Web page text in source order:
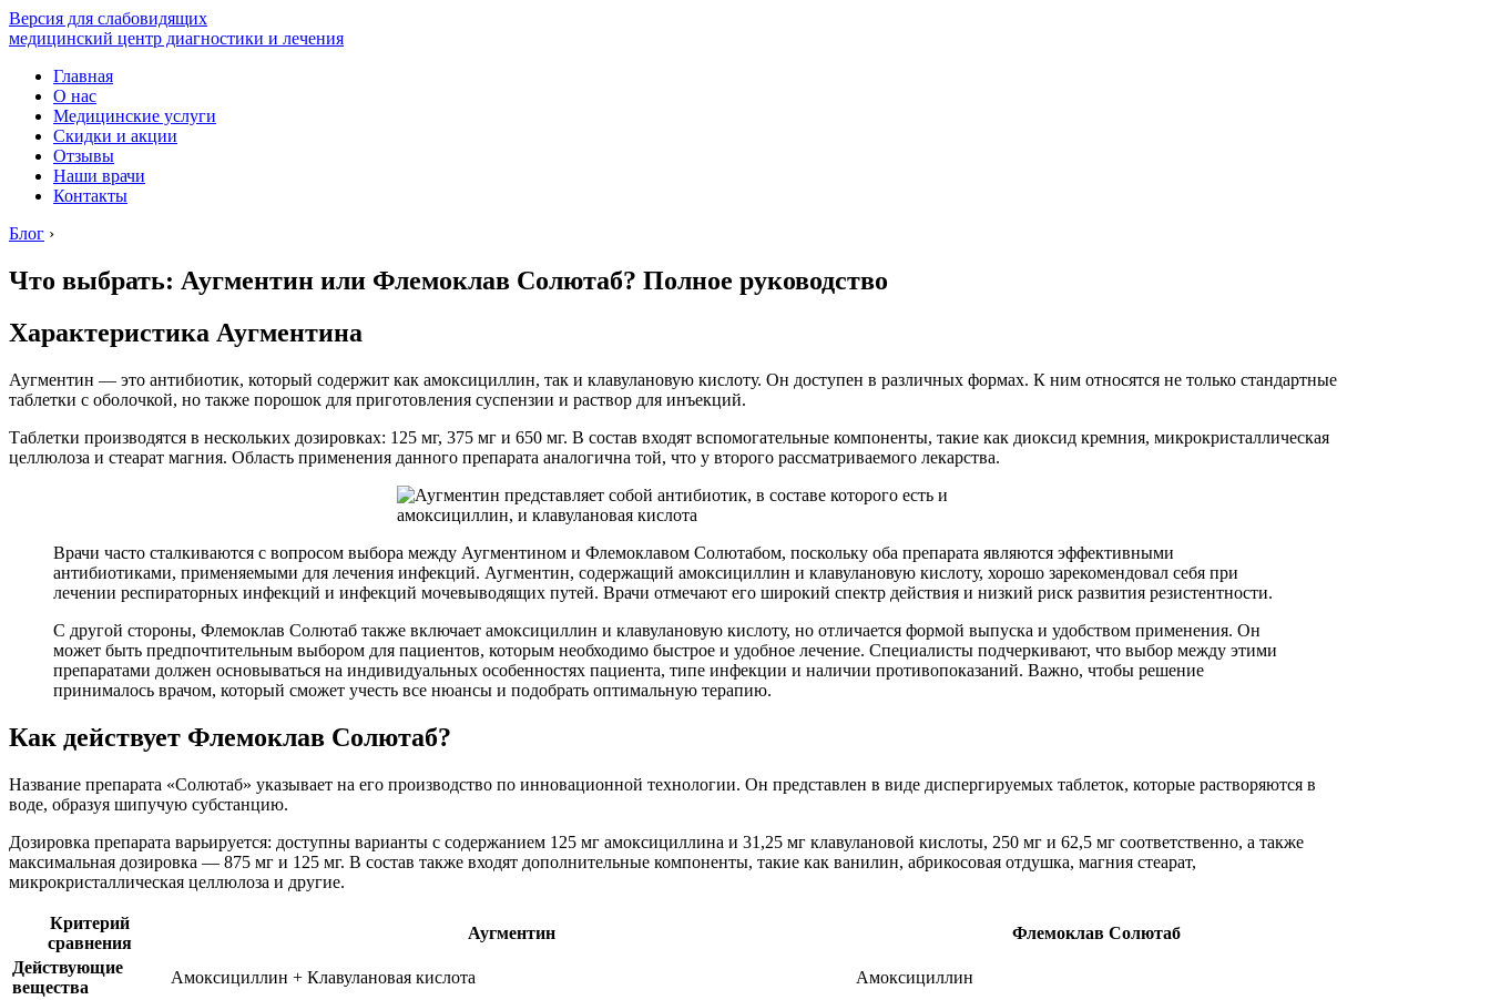
Версия для слабовидящих
медицинский центр диагностики и лечения
Главная
О нас
Медицинские услуги
Скидки и акции
Отзывы
Наши врачи
Контакты
Блог ›
Что выбрать: Аугментин или Флемоклав Солютаб? Полное руководство
Характеристика Аугментина
Аугментин — это антибиотик, который содержит как амоксициллин, так и клавулановую кислоту. Он доступен в различных формах. К ним относятся не только стандартные
таблетки с оболочкой, но также порошок для приготовления суспензии и раствор для инъекций.
Таблетки производятся в нескольких дозировках: 125 мг, 375 мг и 650 мг. В состав входят вспомогательные компоненты, такие как диоксид кремния, микрокристаллическая
целлюлоза и стеарат магния. Область применения данного препарата аналогична той, что у второго рассматриваемого лекарства.
Врачи часто сталкиваются с вопросом выбора между Аугментином и Флемоклавом Солютабом, поскольку оба препарата являются эффективными
антибиотиками, применяемыми для лечения инфекций. Аугментин, содержащий амоксициллин и клавулановую кислоту, хорошо зарекомендовал себя при
лечении респираторных инфекций и инфекций мочевыводящих путей. Врачи отмечают его широкий спектр действия и низкий риск развития резистентности.
С другой стороны, Флемоклав Солютаб также включает амоксициллин и клавулановую кислоту, но отличается формой выпуска и удобством применения. Он
может быть предпочтительным выбором для пациентов, которым необходимо быстрое и удобное лечение. Специалисты подчеркивают, что выбор между этими
препаратами должен основываться на индивидуальных особенностях пациента, типе инфекции и наличии противопоказаний. Важно, чтобы решение
принималось врачом, который сможет учесть все нюансы и подобрать оптимальную терапию.
Как действует Флемоклав Солютаб?
Название препарата «Солютаб» указывает на его производство по инновационной технологии. Он представлен в виде диспергируемых таблеток, которые растворяются в
воде, образуя шипучую субстанцию.
Дозировка препарата варьируется: доступны варианты с содержанием 125 мг амоксициллина и 31,25 мг клавулановой кислоты, 250 мг и 62,5 мг соответственно, а также
максимальная дозировка — 875 мг и 125 мг. В состав также входят дополнительные компоненты, такие как ванилин, абрикосовая отдушка, магния стеарат,
микрокристаллическая целлюлоза и другие.
Критерий
сравнения
Аугментин
Флемоклав Солютаб
Действующие
вещества
Амоксициллин + Клавулановая кислота
Амоксициллин